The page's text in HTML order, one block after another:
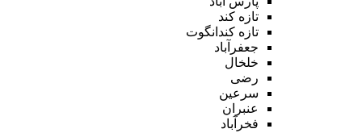
تازه کند
تازه کندانگوت
جعفرآباد
خلخال
رضی
سرعین
عنبران
فخرآباد